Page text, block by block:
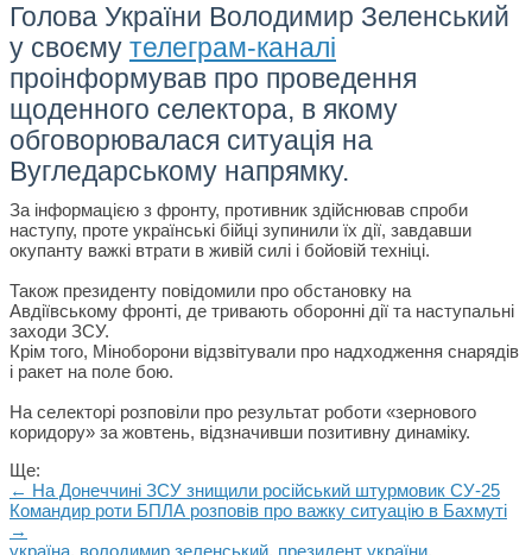
Голова України Володимир Зеленський
у своєму телеграм-каналі
проінформував про проведення
щоденного селектора, в якому
обговорювалася ситуація на
Вугледарському напрямку.
За інформацією з фронту, противник здійснював спроби
наступу, проте українські бійці зупинили їх дії, завдавши
окупанту важкі втрати в живій силі і бойовій техніці.
Також президенту повідомили про обстановку на
Авдіївському фронті, де тривають оборонні дії та наступальні
заходи ЗСУ.
Крім того, Міноборони відзвітували про надходження снарядів
і ракет на поле бою.
На селекторі розповіли про результат роботи «зернового
коридору» за жовтень, відзначивши позитивну динаміку.
Ще:
← На Донеччині ЗСУ знищили російський штурмовик СУ-25
Командир роти БПЛА розповів про важку ситуацію в Бахмуті
→
україна, володимир зеленський, президент україни,